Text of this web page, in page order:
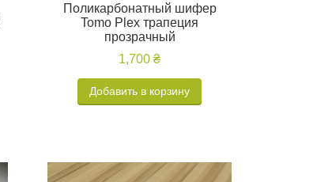
Поликарбонатный шифер
Tomo Plex трапеция
прозрачный
1,700 ₴
Добавить в корзину